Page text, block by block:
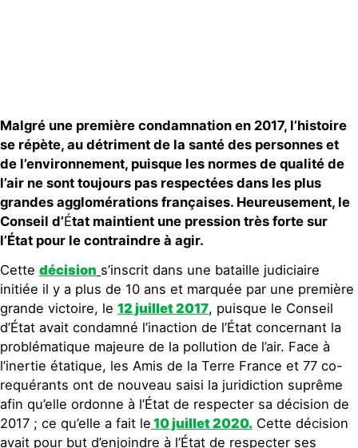
Malgré une première condamnation en 2017, l’histoire
se répète, au détriment de la santé des personnes et
de l’environnement, puisque les normes de qualité de
l’air ne sont toujours pas respectées dans les plus
grandes agglomérations françaises. Heureusement, le
Conseil d’État maintient une pression très forte sur
l’État pour le contraindre à agir.
Cette décision s’inscrit dans une bataille judiciaire
initiée il y a plus de 10 ans et marquée par une première
grande victoire, le 12 juillet 2017, puisque le Conseil
d’État avait condamné l’inaction de l’État concernant la
problématique majeure de la pollution de l’air. Face à
l’inertie étatique, les Amis de la Terre France et 77 co-
requérants ont de nouveau saisi la juridiction suprême
afin qu’elle ordonne à l’État de respecter sa décision de
2017 ; ce qu’elle a fait le 10 juillet 2020. Cette décision
avait pour but d’enjoindre à l’État de respecter ses